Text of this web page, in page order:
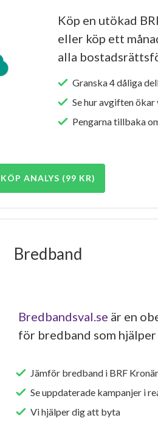
Köp en utökad
eller köp ett
alla
Granska 4 dåliga
Se hur avgiften
Pengarna tillbaka
KÖP ANALYS (99 KR)
Bredband
Bredbandsval.se är en
för bredband som
Jämför bredband i BRF
Se uppdaterade kampanjer i
Vi hjälper dig att byta